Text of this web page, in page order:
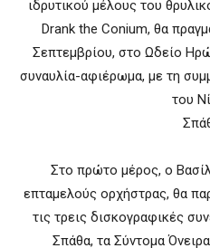
ιδρυτικού μέλους του
Drank the Conium, θα
Σεπτεμβρίου, στο Ωδείο
συναυλία-αφιέρωμα, με τη
του
Στο πρώτο μέρος, ο
επταμελούς ορχήστρας, θα
τις τρεις δισκογραφικές
Σπάθα, τα Σύντομα